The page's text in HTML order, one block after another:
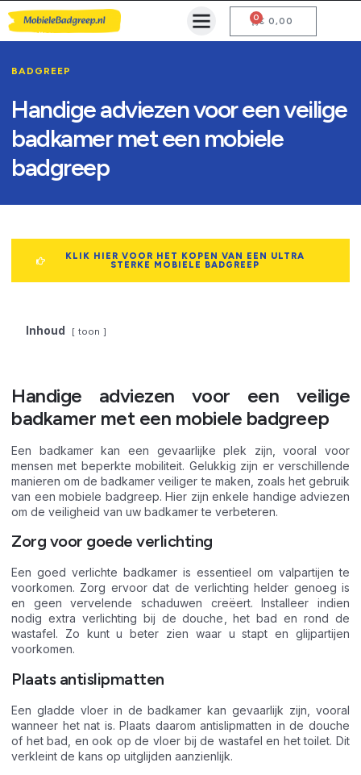
€ 0,00
0
BADGREEP
Handige adviezen voor een veilige
badkamer met een mobiele
badgreep
KLIK HIER VOOR HET KOPEN VAN EEN ULTRA
STERKE MOBIELE BADGREEP
Inhoud toon
Handige adviezen voor een veilige
badkamer met een mobiele badgreep
Een badkamer kan een gevaarlijke plek zijn, vooral voor
mensen met beperkte mobiliteit. Gelukkig zijn er verschillende
manieren om de badkamer veiliger te maken, zoals het gebruik
van een mobiele badgreep. Hier zijn enkele handige adviezen
om de veiligheid van uw badkamer te verbeteren.
Zorg voor goede verlichting
Een goed verlichte badkamer is essentieel om valpartijen te
voorkomen. Zorg ervoor dat de verlichting helder genoeg is
en geen vervelende schaduwen creëert. Installeer indien
nodig extra verlichting bij de douche, het bad en rond de
wastafel. Zo kunt u beter zien waar u stapt en glijpartijen
voorkomen.
Plaats antislipmatten
Een gladde vloer in de badkamer kan gevaarlijk zijn, vooral
wanneer het nat is. Plaats daarom antislipmatten in de douche
of het bad, en ook op de vloer bij de wastafel en het toilet. Dit
verkleint de kans op uitglijden aanzienlijk.